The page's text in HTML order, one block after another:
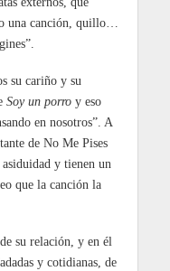
una canción, quillo…
su cariño y su
Soy un porro y eso
en nosotros”. A
de No Me Pises
y tienen un
que la canción la
su relación, y en él
y cotidianas, de